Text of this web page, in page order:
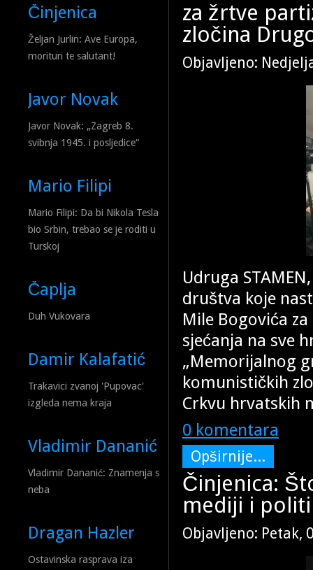
Činjenica
Željan Jurlin: Ave Europa,
morituri te salutant!
Javor Novak
Javor Novak: „Zagreb 8.
svibnja 1945. i posljedice“
Mario Filipi
Mario Filipi: Da bi Nikola Tesla
bio Srbin, trebao se je roditi u
Turskoj
Čaplja
Duh Vukovara
Damir Kalafatić
Trakavici zvanoj 'Pupovac'
izgleda nema kraja
Vladimir Dananić
Vladimir Dananić: Znamenja s
neba
Dragan Hazler
Ostavinska rasprava iza
za žrtve
zločina
Objavljeno:
Udruga
društva koje
Mile Bogovića
sjećanja na sve
„Memorijalnog
komunističkih
Crkvu hrvatskih
0 komentara
Opširnije...
Činjenica:
mediji i
Objavljeno: Petak,